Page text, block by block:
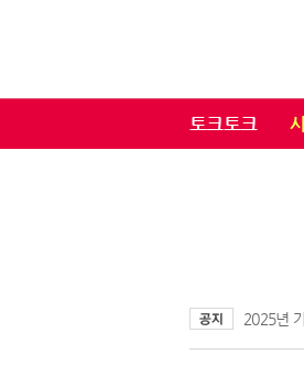
토크토크
2025년